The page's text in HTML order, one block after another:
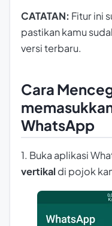
CATATAN: Fitur ini
pastikan kamu
versi terbaru.
Cara
WhatsApp
1. Buka aplikasi
vertikaldi pojok